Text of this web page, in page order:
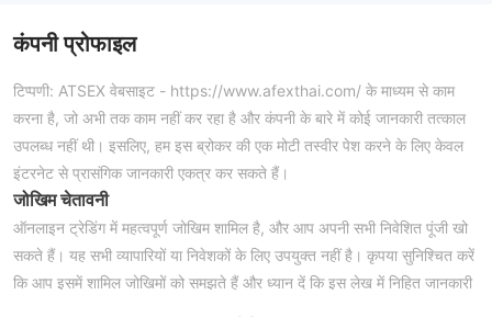
कंपनी प्रोफाइल
टिप्पणी: ATSEX वेबसाइट - https://www.afexthai.com/ के माध्यम से काम
करना है, जो अभी तक काम नहीं कर रहा है और कंपनी के बारे में कोई जानकारी तत्काल
उपलब्ध नहीं थी। इसलिए, हम इस ब्रोकर की एक मोटी तस्वीर पेश करने के लिए केवल
इंटरनेट से प्रासंगिक जानकारी एकत्र कर सकते हैं।
जोखिम चेतावनी
ऑनलाइन ट्रेडिंग में महत्वपूर्ण जोखिम शामिल है, और आप अपनी सभी निवेशित पूंजी खो
सकते हैं। यह सभी व्यापारियों या निवेशकों के लिए उपयुक्त नहीं है। कृपया सुनिश्चित करें
कि आप इसमें शामिल जोखिमों को समझते हैं और ध्यान दें कि इस लेख में निहित जानकारी